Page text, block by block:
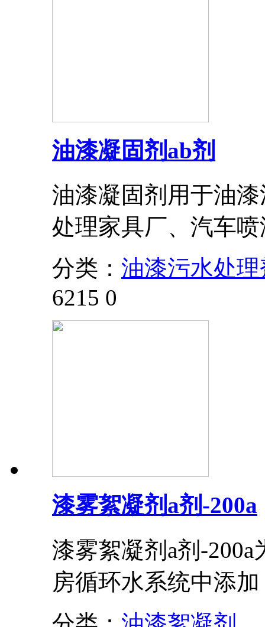
油漆凝固剂ab剂
油漆凝固剂用于油
处理家具厂、汽车
分类： 油漆污水处理
6215 0
漆雾絮凝剂a剂-200a
漆雾絮凝剂a剂-
房循环水系统中添